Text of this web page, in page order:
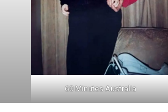
60 Minutes Australia